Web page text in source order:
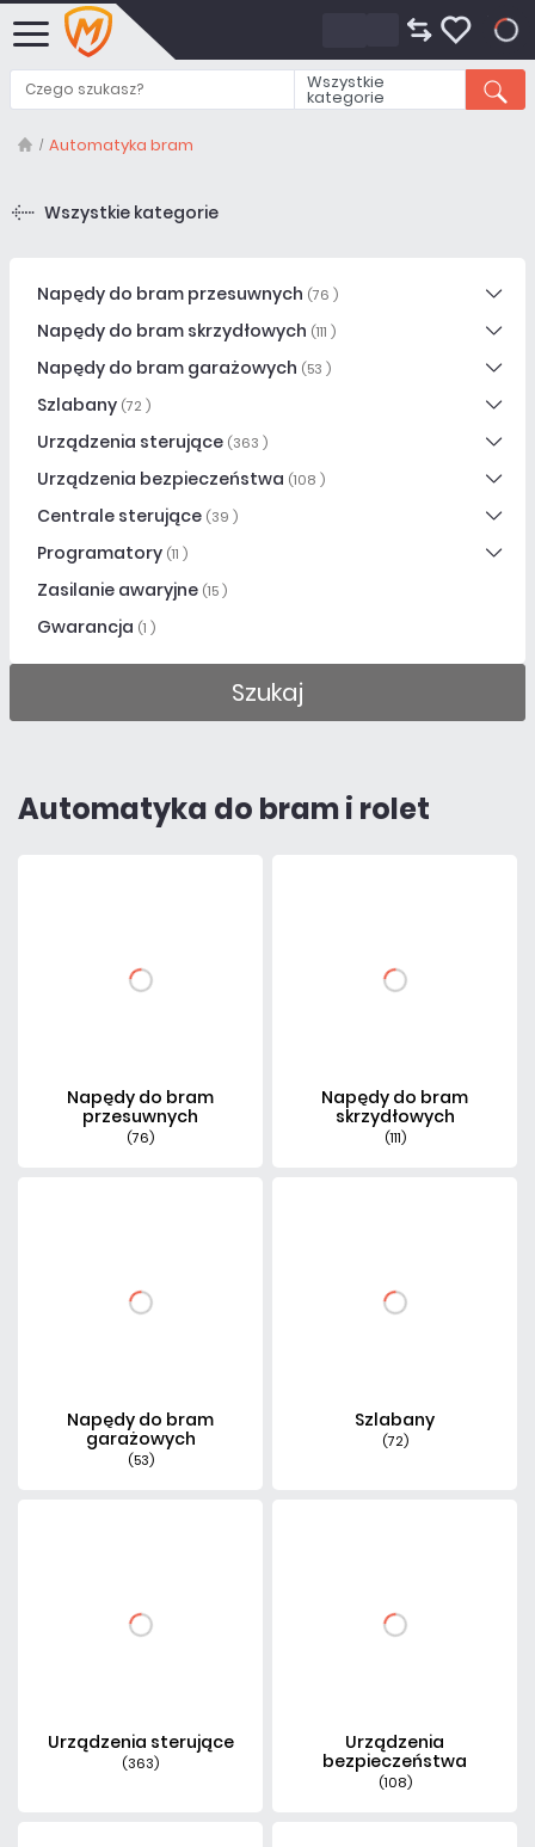
Wszystkie
kategorie
Automatyka bram
Wszystkie kategorie
Napędy do bram przesuwnych (76 )
Napędy do bram skrzydłowych (111 )
Napędy do bram garażowych (53 )
Szlabany (72 )
Urządzenia sterujące (363 )
Urządzenia bezpieczeństwa (108 )
Centrale sterujące (39 )
Programatory (11 )
Zasilanie awaryjne (15 )
Gwarancja (1 )
Szukaj
Automatyka do bram i rolet
Napędy do bram
przesuwnych
(76)
Napędy do bram
skrzydłowych
(111)
Napędy do bram
garażowych
(53)
Szlabany
(72)
Urządzenia sterujące
(363)
Urządzenia
bezpieczeństwa
(108)